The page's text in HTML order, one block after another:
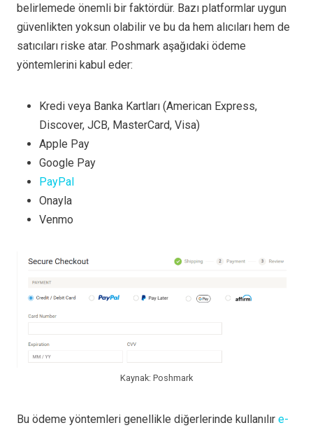
belirlemede önemli bir faktördür. Bazı platformlar uygun
güvenlikten yoksun olabilir ve bu da hem alıcıları hem de
satıcıları riske atar. Poshmark aşağıdaki ödeme
yöntemlerini kabul eder:
Kredi veya Banka Kartları (American Express,
Discover, JCB, MasterCard, Visa)
Apple Pay
Google Pay
PayPal
Onayla
Venmo
Kaynak: Poshmark
Bu ödeme yöntemleri genellikle diğerlerinde kullanılır e-